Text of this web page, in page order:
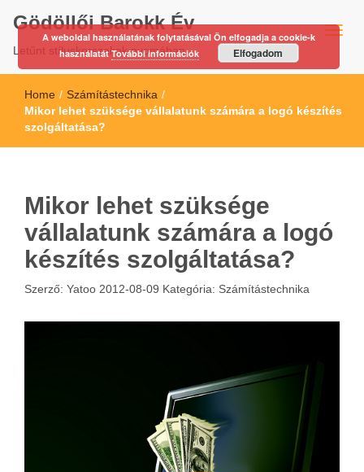
Gödöllői Barokk Év
Letűnt stíluskorszakok nyomában…
Home / Számítástechnika /
Mikor lehet szüksége vállalatunk számára a logó készítés
szolgáltatása?
Mikor lehet szüksége
vállalatunk számára a logó
készítés szolgáltatása?
Szerző: Yatoo 2012-08-09 Kategória: Számítástechnika
A weboldal használatának folytatásával Ön elfogadja a cookie-k
használatátTovábbi információk Elfogadom